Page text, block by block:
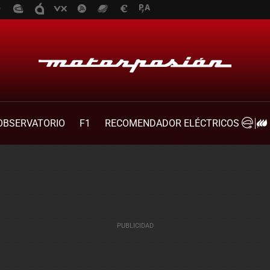
F1 RECOMENDADOR ELÉCTRICOS